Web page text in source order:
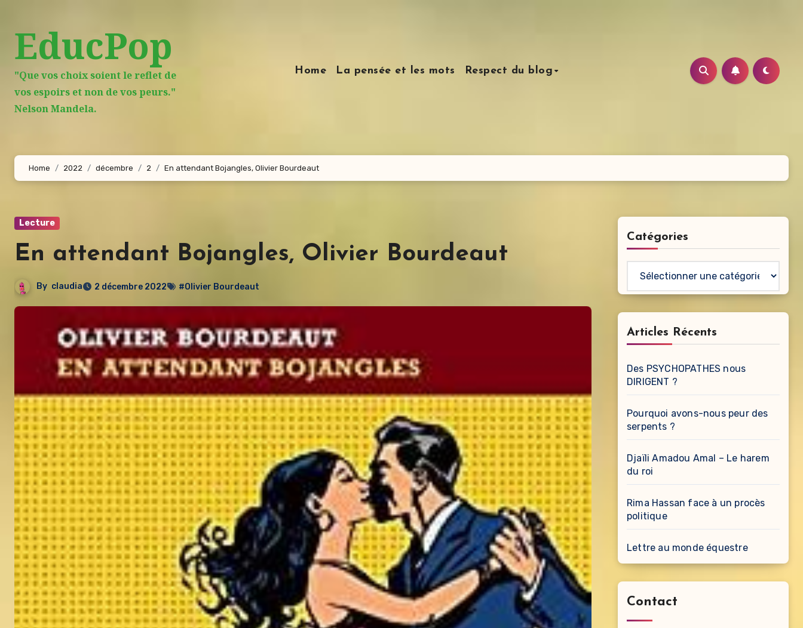
contenu
principal
EducPop
"Que vos choix soient le reflet de
vos espoirs et non de vos peurs."
Nelson Mandela.
Home La pensée et les mots Respect du blog
Home 2022 décembre 2 En attendant Bojangles, Olivier Bourdeaut
Lecture
En attendant Bojangles, Olivier Bourdeaut
By claudia 2 décembre 2022 #Olivier Bourdeaut
Catégories
Articles Récents
Des PSYCHOPATHES nous
DIRIGENT ?
Pourquoi avons-nous peur des
serpents ?
Djaïli Amadou Amal – Le harem
du roi
Rima Hassan face à un procès
politique
Lettre au monde équestre
Contact